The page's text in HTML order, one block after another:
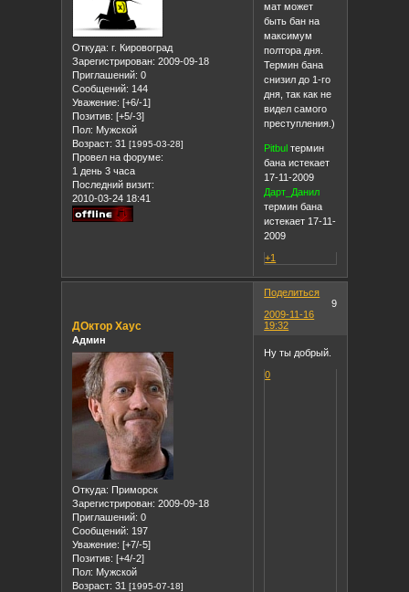
Откуда: г. Кировоград
Зарегистрирован: 2009-09-18
Приглашений: 0
Сообщений: 144
Уважение: [+6/-1]
Позитив: [+5/-3]
Пол: Мужской
Возраст: 31[1995-03-28]
Провел на форуме:
1 день 3 часа
Последний визит:
2010-03-24 18:41
мат может
быть бан на
максимум
полтора дня.
Термин бана
снизил до 1-го
дня, так как не
видел самого
преступления.)
Pitbul термин
бана истекает
17-11-2009
Дарт_Данил
термин бана
истекает 17-11-
2009
+1
Поделиться
9
2009-11-16
19:32
ДОктор Хаус
Админ
Откуда: Приморск
Зарегистрирован: 2009-09-18
Приглашений: 0
Сообщений: 197
Уважение: [+7/-5]
Позитив: [+4/-2]
Пол: Мужской
Возраст: 31[1995-07-18]
Ну ты добрый.
0